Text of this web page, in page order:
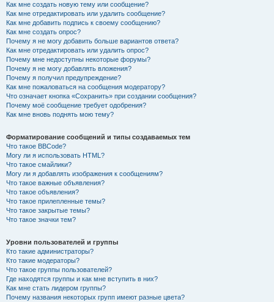
Как мне создать новую тему или сообщение?
Как мне отредактировать или удалить сообщение?
Как мне добавить подпись к своему сообщению?
Как мне создать опрос?
Почему я не могу добавить больше вариантов ответа?
Как мне отредактировать или удалить опрос?
Почему мне недоступны некоторые форумы?
Почему я не могу добавлять вложения?
Почему я получил предупреждение?
Как мне пожаловаться на сообщения модератору?
Что означает кнопка «Сохранить» при создании сообщения?
Почему моё сообщение требует одобрения?
Как мне вновь поднять мою тему?
Форматирование сообщений и типы создаваемых тем
Что такое BBCode?
Могу ли я использовать HTML?
Что такое смайлики?
Могу ли я добавлять изображения к сообщениям?
Что такое важные объявления?
Что такое объявления?
Что такое прилепленные темы?
Что такое закрытые темы?
Что такое значки тем?
Уровни пользователей и группы
Кто такие администраторы?
Кто такие модераторы?
Что такое группы пользователей?
Где находятся группы и как мне вступить в них?
Как мне стать лидером группы?
Почему названия некоторых групп имеют разные цвета?